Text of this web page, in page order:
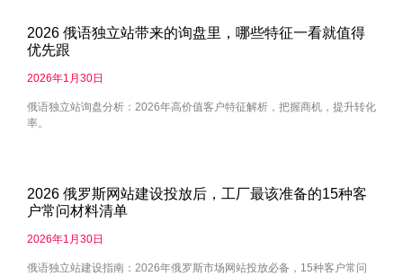
2026 俄语独立站带来的询盘里，哪些特征一看就值得
优先跟
2026年1月30日
俄语独立站询盘分析：2026年高价值客户特征解析，把握商机，提升转化
率。
2026 俄罗斯网站建设投放后，工厂最该准备的15种客
户常问材料清单
2026年1月30日
俄语独立站建设指南：2026年俄罗斯市场网站投放必备，15种客户常问